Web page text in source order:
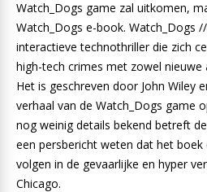
Watch_Dogs game zal uitkomen,
Watch_Dogs e-book. Watch_Dogs
interactieve technothriller die zich
high-tech crimes met zowel nieuwe
Het is geschreven door John Wiley
verhaal van de Watch_Dogs game
nog weinig details bekend betreft
een persbericht weten dat het
volgen in de gevaarlijke en hyper
Chicago.